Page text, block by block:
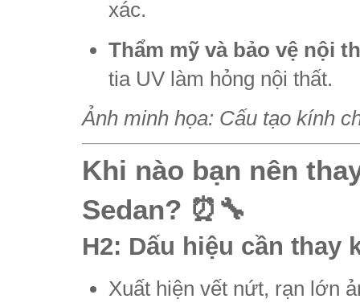
xác.
Thẩm mỹ và bảo vệ nội
tia UV làm hỏng nội thất.
Ảnh minh họa: Cấu tạo kính
Khi nào bạn nên
Sedan? ⏰🔧
H2: Dấu hiệu cần
Xuất hiện vết nứt, rạn lớn